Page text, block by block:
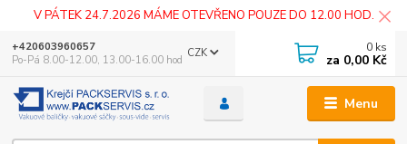
V PÁTEK 24.7.2026 MÁME OTEVŘENO POUZE DO 12.00 HOD.
Menu
CZK
+420603960657
Po-Pá 8.00-12.00, 13.00-16.00 hod
0 ks
za 0,00 Kč